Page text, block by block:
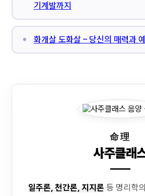
기계발까지
화개살 도화살 – 당신의 매력과
命理
사주클래
일주론, 천간론, 지지론 등 명리학